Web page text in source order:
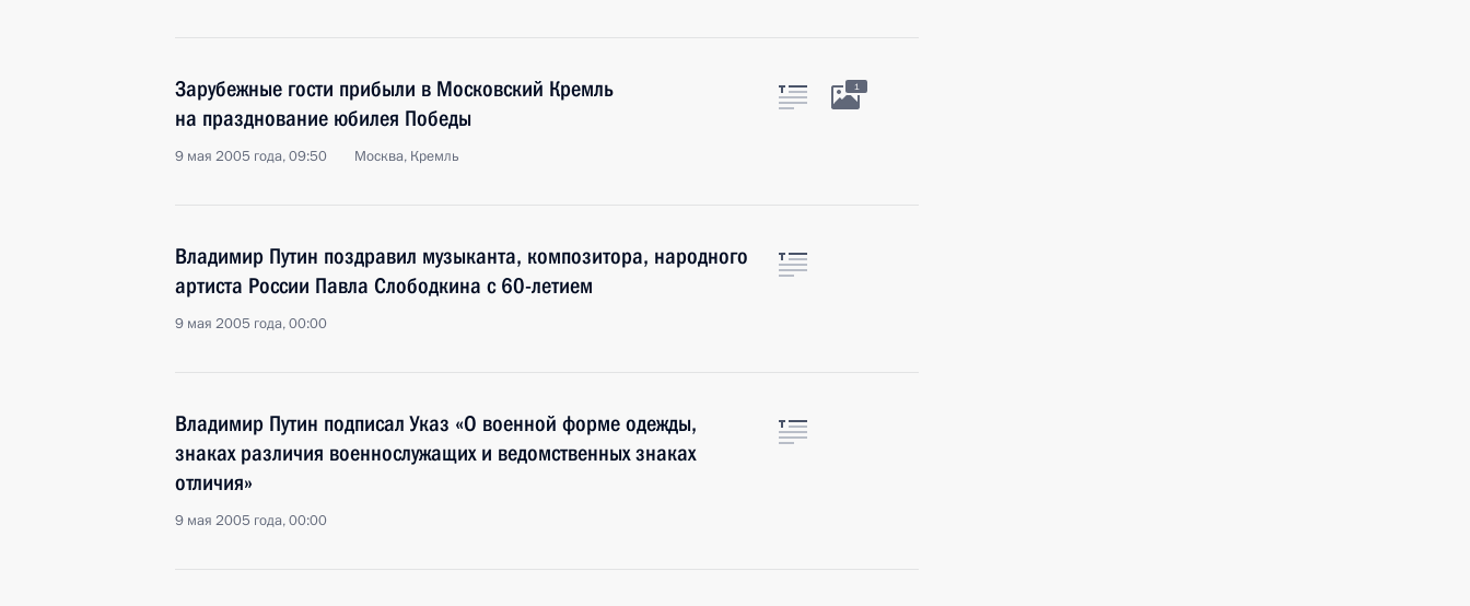
Зарубежные гости прибыли в Московский Кремль
на празднование юбилея Победы
9 мая 2005 года, 09:50 Москва, Кремль
1
Владимир Путин поздравил музыканта, композитора, народного
артиста России Павла Слободкина с 60-летием
9 мая 2005 года, 00:00
Владимир Путин подписал Указ «О военной форме одежды,
знаках различия военнослужащих и ведомственных знаках
отличия»
9 мая 2005 года, 00:00